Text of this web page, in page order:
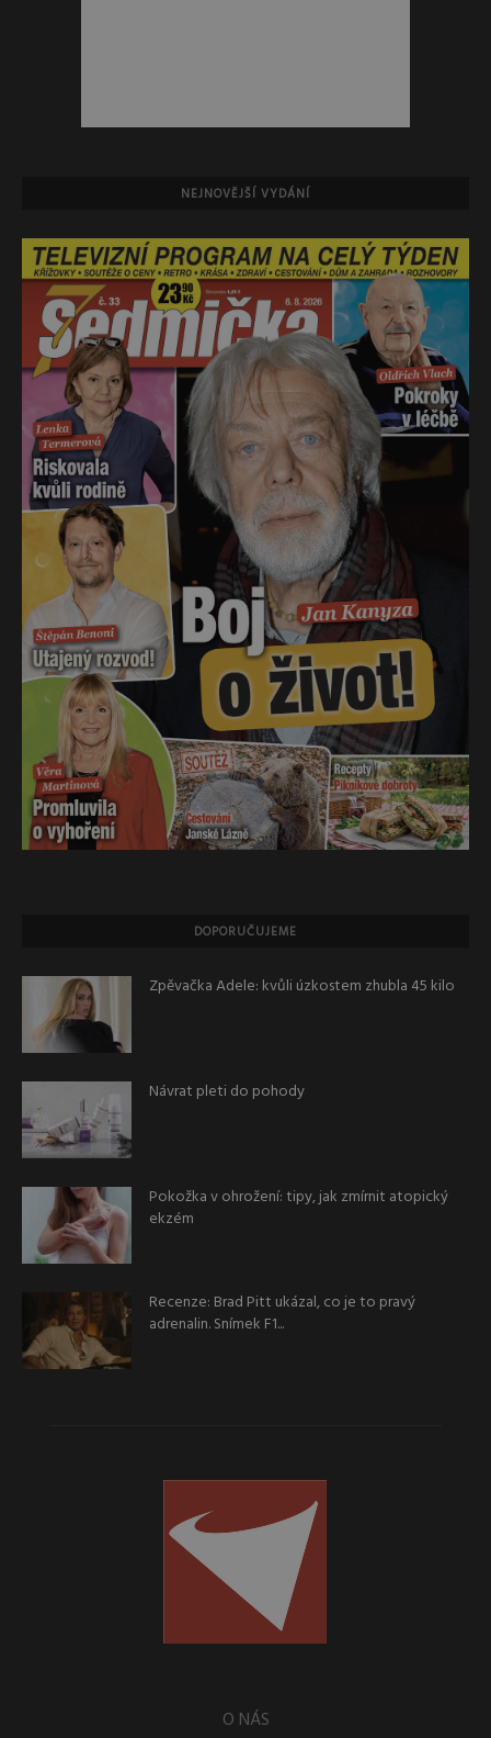
NEJNOVĚJŠÍ VYDÁNÍ
DOPORUČUJEME
Zpěvačka Adele: kvůli úzkostem zhubla 45 kilo
Návrat pleti do pohody
Pokožka v ohrožení: tipy, jak zmírnit atopický
ekzém
Recenze: Brad Pitt ukázal, co je to pravý
adrenalin. Snímek F1...
O NÁS